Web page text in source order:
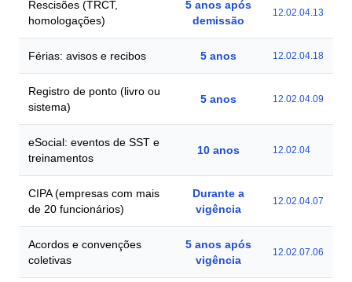
Rescisões (TRCT,
homologações)
5 anos após
demissão
12.02.04.13
Férias: avisos e recibos 5 anos 12.02.04.18
Registro de ponto (livro ou
sistema)
5 anos 12.02.04.09
eSocial: eventos de SST e
treinamentos
10 anos 12.02.04
CIPA (empresas com mais
de 20 funcionários)
Durante a
vigência
12.02.04.07
Acordos e convenções
coletivas
5 anos após
vigência
12.02.07.06